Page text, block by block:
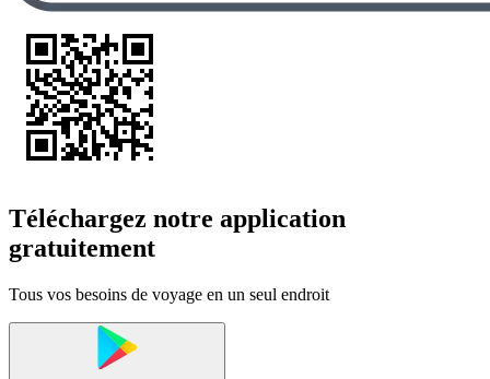
Téléchargez notre application
gratuitement
Tous vos besoins de voyage en un seul endroit